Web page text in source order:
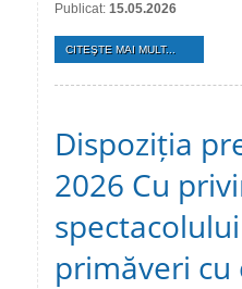
Publicat: 15.05.2026
CITEŞTE MAI MULT...
Dispoziția
2026 Cu
spectacolului
primăveri cu